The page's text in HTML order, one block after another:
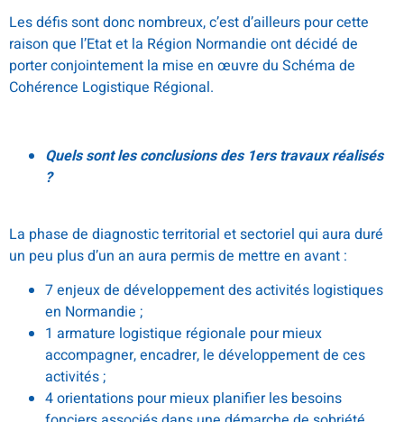
Les défis sont donc nombreux, c’est d’ailleurs pour cette
raison que l’Etat et la Région Normandie ont décidé de
porter conjointement la mise en œuvre du Schéma de
Cohérence Logistique Régional.
Quels sont les conclusions des 1ers travaux réalisés
?
La phase de diagnostic territorial et sectoriel qui aura duré
un peu plus d’un an aura permis de mettre en avant :
7 enjeux de développement des activités logistiques
en Normandie ;
1 armature logistique régionale pour mieux
accompagner, encadrer, le développement de ces
activités ;
4 orientations pour mieux planifier les besoins